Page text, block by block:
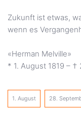
Zukunft ist etwas,
wenn es
«Herman Melville»
* 1. August 1819 – †
1. August 28.